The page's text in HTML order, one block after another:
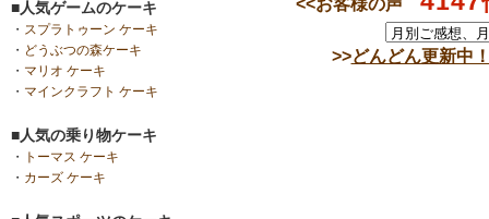
■人気ゲームのケーキ
・ スプラトゥーン ケーキ
・ どうぶつの森ケーキ
・ マリオ ケーキ
・ マインクラフト ケーキ
■人気の乗り物ケーキ
・
トーマス ケーキ
・ カーズ ケーキ
>>どんどん更新中